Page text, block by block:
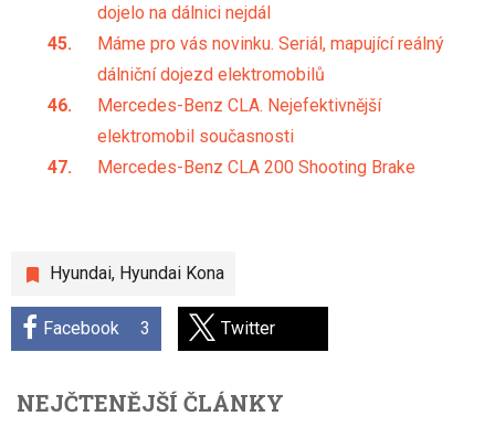
dojelo na dálnici nejdál
Máme pro vás novinku. Seriál, mapující reálný
dálniční dojezd elektromobilů
Mercedes-Benz CLA. Nejefektivnější
elektromobil současnosti
Mercedes-Benz CLA 200 Shooting Brake
Hyundai, Hyundai Kona
Facebook 3 Twitter
NEJČTENĚJŠÍ ČLÁNKY